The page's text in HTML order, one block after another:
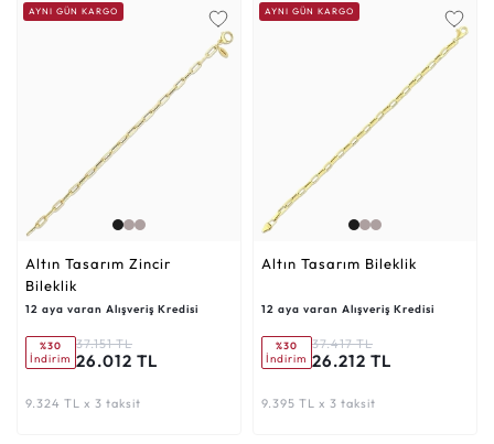
AYNI GÜN KARGO
Altın Tasarım Zincir
Bileklik
12 aya varan Alışveriş Kredisi
%30
İndirim
37.151 TL
26.012 TL
9.324 TL x 3 taksit
AYNI GÜN KARGO
Altın Tasarım Bileklik
12 aya varan Alışveriş Kredisi
%30
İndirim
37.417 TL
26.212 TL
9.395 TL x 3 taksit